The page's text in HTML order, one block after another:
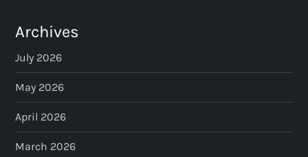
Archives
July 2026
May 2026
April 2026
March 2026